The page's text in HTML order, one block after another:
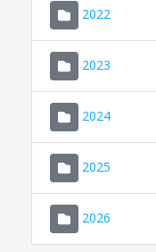
2022
2023
2024
2025
2026